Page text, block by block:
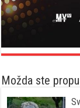
Možda ste